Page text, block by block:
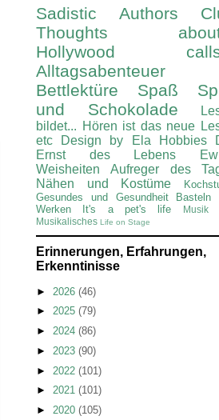
Sadistic Authors
Thoughts
Hollywood
Alltagsabenteuer
Bettlektüre
Spaß
und Schokolade
bildet... Hören ist das neue
etc
Design by Ela Hobbies
Ernst des Lebens
Weisheiten
Aufreger des
Nähen und Kostüme
Gesundes und Gesundheit
Basteln
Werken
It's a pet's life
Musik
Musikalisches Life on Stage
Erinnerungen, Erfahrungen,
Erkenntinisse
► 2026 (46)
► 2025 (79)
► 2024 (86)
► 2023 (90)
► 2022 (101)
► 2021 (101)
► 2020 (105)